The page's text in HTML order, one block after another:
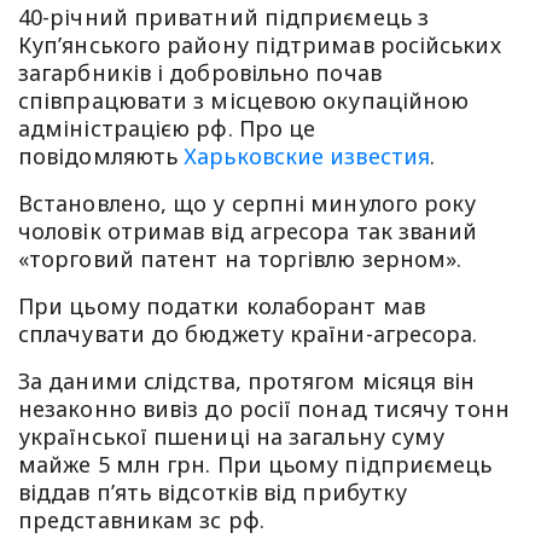
40-річний приватний підприємець з
Куп’янського району підтримав російських
загарбників і добровільно почав
співпрацювати з місцевою окупаційною
адміністрацією рф. Про це
повідомляютьХарьковские известия.
Встановлено, що у серпні минулого року
чоловік отримав від агресора так званий
«торговий патент на торгівлю зерном».
При цьому податки колаборант мав
сплачувати до бюджету країни-агресора.
За даними слідства, протягом місяця він
незаконно вивіз до росії понад тисячу тонн
української пшениці на загальну суму
майже 5 млн грн. При цьому підприємець
віддав п’ять відсотків від прибутку
представникам зс рф.